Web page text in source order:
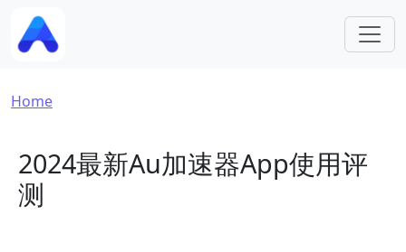
Breadcrumb
Home
2024最新Au加速器App使用评
测